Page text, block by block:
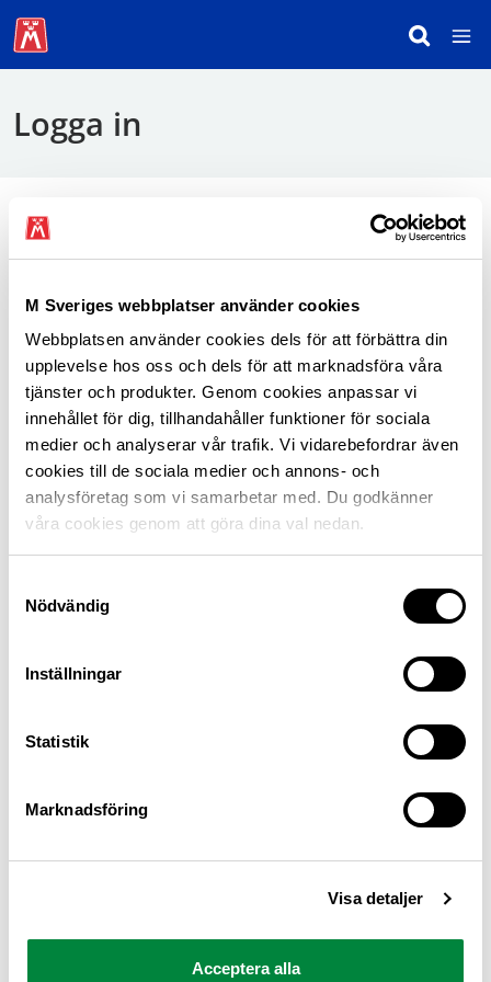
M Sveriges webbplatser använder cookies
Webbplatsen använder cookies dels för att förbättra din
upplevelse hos oss och dels för att marknadsföra våra
tjänster och produkter. Genom cookies anpassar vi
innehållet för dig, tillhandahåller funktioner för sociala
medier och analyserar vår trafik. Vi vidarebefordrar även
cookies till de sociala medier och annons- och
analysföretag som vi samarbetar med. Du godkänner
våra cookies genom att göra dina val nedan.
Nödvändig
Inställningar
Statistik
Marknadsföring
Visa detaljer
Acceptera alla
Logga in
För att logga in behöver du använda mobilt
BankID.
Logga in som medlem
M Sverige är Sveriges största konsumentorganisation
för bilister och andra trafikanter
Ansvarig utgivare: Heléne Lilja
Pressrum
Om oss